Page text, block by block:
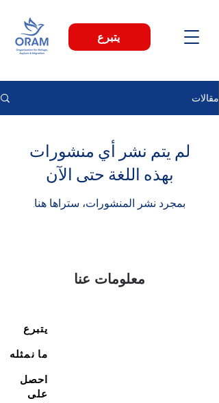
يتبرع
مقالات
لم يتم نشر أي منشورات
بهذه اللغة حتى الآن
بمجرد نشر المنشورات، ستراها هنا.
معلومات عنا
يتبرع
ما نمثله
احصل
على